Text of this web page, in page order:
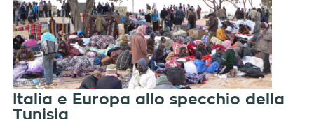
Italia e Europa allo specchio della
Tunisia